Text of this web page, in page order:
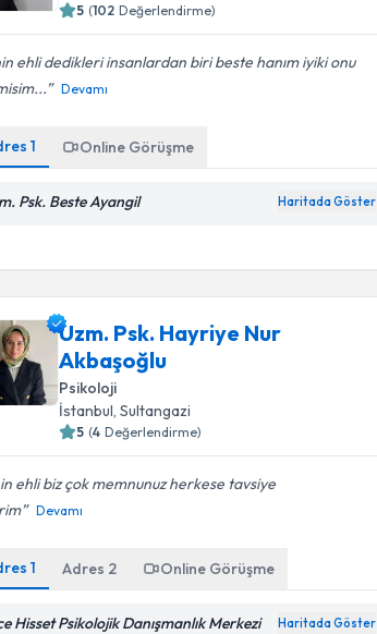
5 (102 Değerlendirme)
ehli dedikleri insanlardan biri beste hanım iyiki onu
Devamı
1 Online Görüşme
Psk. Beste Ayangil Haritada Göster
Uzm. Psk. Hayriye Nur
Akbaşoğlu
Psikoloji
İstanbul , Sultangazi
5 (4 Değerlendirme)
ehli biz çok memnunuz herkese tavsiye
Devamı
1 Adres 2 Online Görüşme
Hisset Psikolojik Danışmanlık Merkezi Haritada Göster